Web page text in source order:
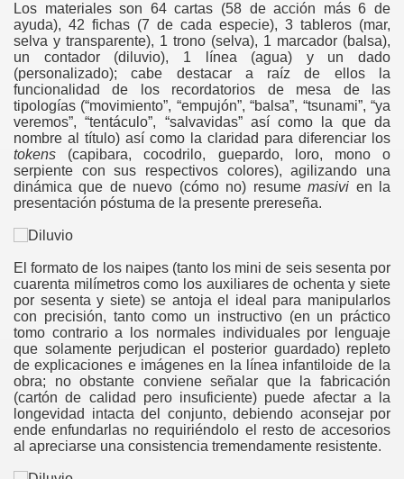
Los materiales son 64 cartas (58 de acción más 6 de
ayuda), 42 fichas (7 de cada especie), 3 tableros (mar,
selva y transparente), 1 trono (selva), 1 marcador (balsa),
un contador (diluvio), 1 línea (agua) y un dado
(personalizado); cabe destacar a raíz de ellos la
funcionalidad de los recordatorios de mesa de las
tipologías (“movimiento”, “empujón”, “balsa”, “tsunami”, “ya
veremos”, “tentáculo”, “salvavidas” así como la que da
nombre al título) así como la claridad para diferenciar los
tokens (capibara, cocodrilo, guepardo, loro, mono o
serpiente con sus respectivos colores), agilizando una
dinámica que de nuevo (cómo no) resumemasivi en la
presentación póstuma de la presente prereseña.
El formato de los naipes (tanto los mini de seis sesenta por
cuarenta milímetros como los auxiliares de ochenta y siete
por sesenta y siete) se antoja el ideal para manipularlos
con precisión, tanto como un instructivo (en un práctico
tomo contrario a los normales individuales por lenguaje
que solamente perjudican el posterior guardado) repleto
de explicaciones e imágenes en la línea infantiloide de la
obra; no obstante conviene señalar que la fabricación
(cartón de calidad pero insuficiente) puede afectar a la
longevidad intacta del conjunto, debiendo aconsejar por
ende enfundarlas no requiriéndolo el resto de accesorios
al apreciarse una consistencia tremendamente resistente.
de...